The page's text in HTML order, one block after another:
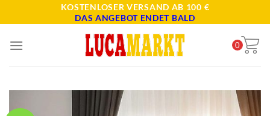
to
KOSTENLOSER VERSAND AB 100 €
DAS ANGEBOT ENDET BALD
0